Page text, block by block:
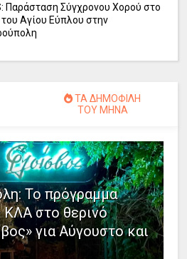
Παράσταση Σύγχρονου Χορού στο
του Αγίου Εύπλου στην
ΤΑ ΔΗΜΟΦΙΛΗ
ΤΟΥ ΜΗΝΑ
Το πρόγραμμα
στο θερινό
για Αύγουστο και